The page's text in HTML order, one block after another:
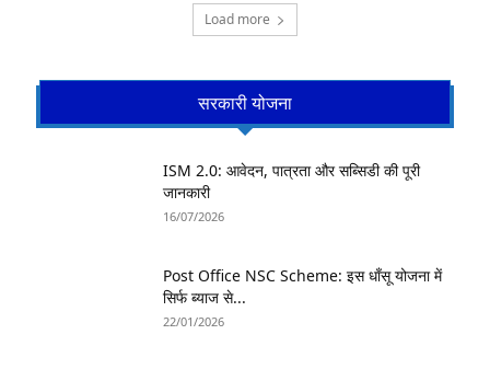
Load more
सरकारी योजना
ISM 2.0: आवेदन, पात्रता और सब्सिडी की पूरी
जानकारी
16/07/2026
Post Office NSC Scheme: इस धाँसू योजना में
सिर्फ ब्याज से...
22/01/2026